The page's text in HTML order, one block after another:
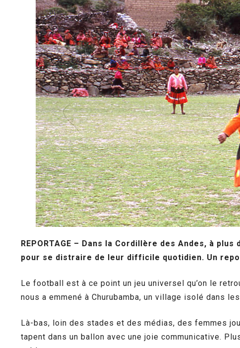
REPORTAGE – Dans la Cordillère des Andes, à
pour se distraire de leur difficile quotidien. Un
Le football est à ce point un jeu universel qu’on le
nous a emmené à Churubamba, un village isolé dans
Là-bas, loin des stades et des médias, des femmes
tapent dans un ballon avec une joie communicative.